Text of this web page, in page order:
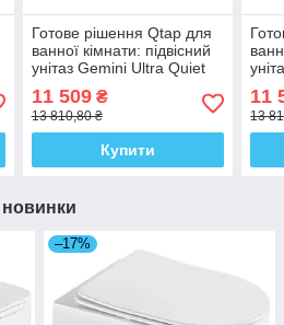
Готове рішення Qtap для
ванної кімнати: підвісний
унітаз Gemini Ultra Quiet
інсталяції Nest 4 в 1
11 509₴
13 810,80 ₴
Купити
в 1
11
13
новинки
–17%